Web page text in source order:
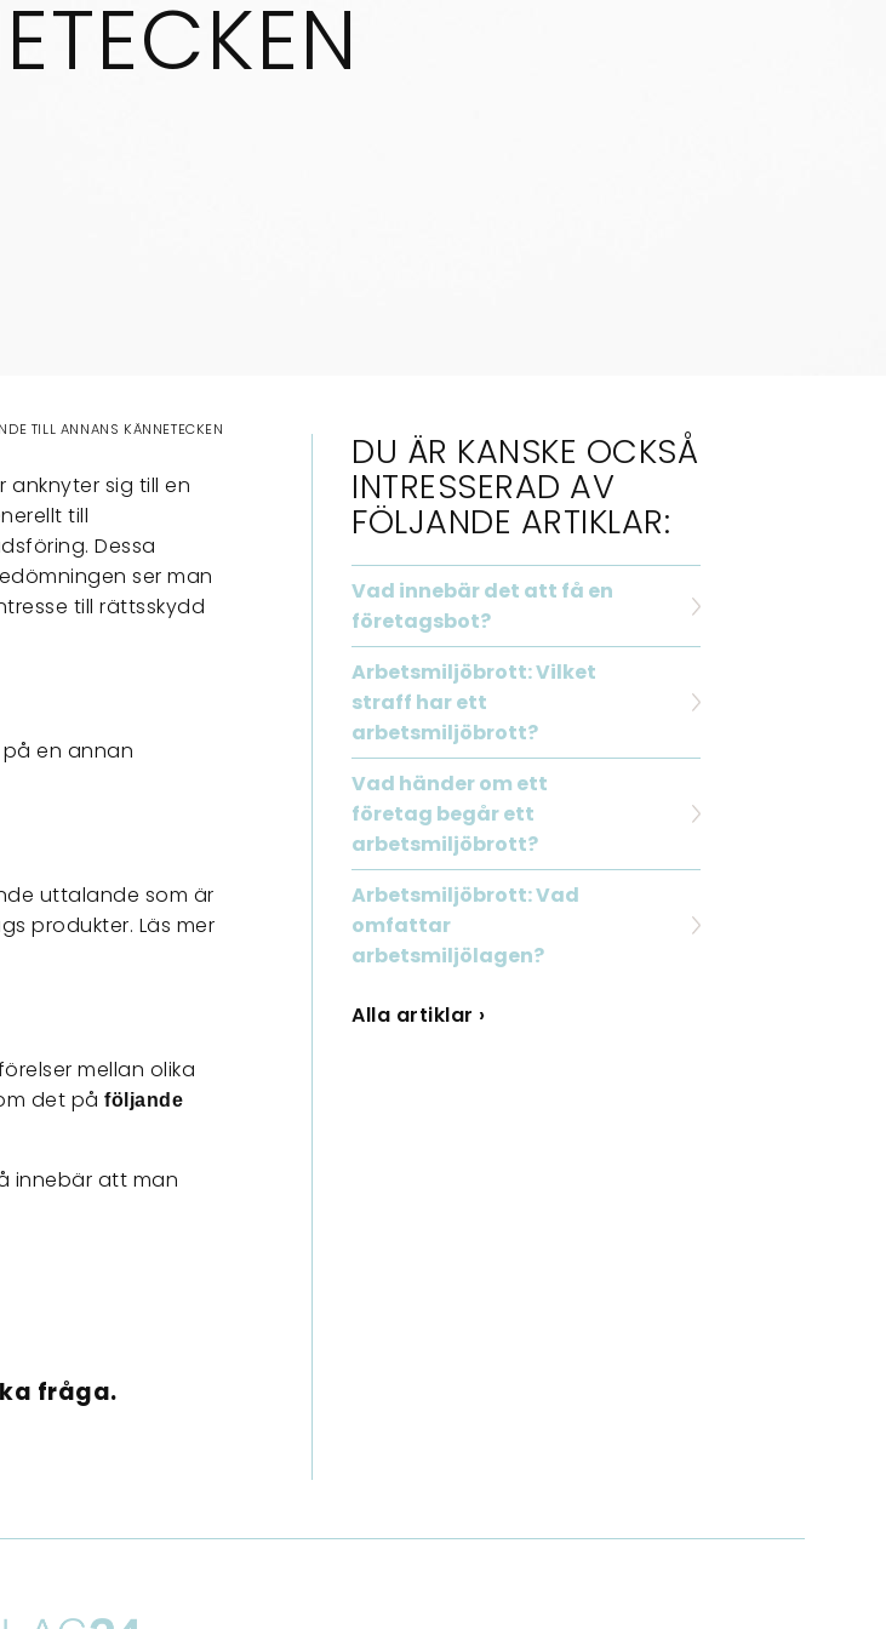
TILL ANNANS KÄNNETECKEN
sig till en
till
Dessa
ser man
till rättsskydd
en annan
uttalande som är
produkter. Läs mer
mellan olika
det påföljande
innebär att man
fråga.
DU ÄR KANSKE OCKSÅ
INTRESSERAD AV
FÖLJANDE ARTIKLAR:
Vad innebär det att få en
företagsbot?
Arbetsmiljöbrott: Vilket
straff har ett
arbetsmiljöbrott?
Vad händer om ett
företag begår ett
arbetsmiljöbrott?
Arbetsmiljöbrott: Vad
omfattar
arbetsmiljölagen?
Alla artiklar ›